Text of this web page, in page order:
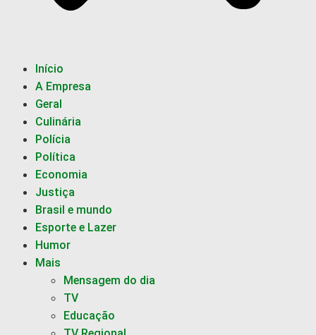
Início
A Empresa
Geral
Culinária
Polícia
Política
Economia
Justiça
Brasil e mundo
Esporte e Lazer
Humor
Mais
Mensagem do dia
TV
Educação